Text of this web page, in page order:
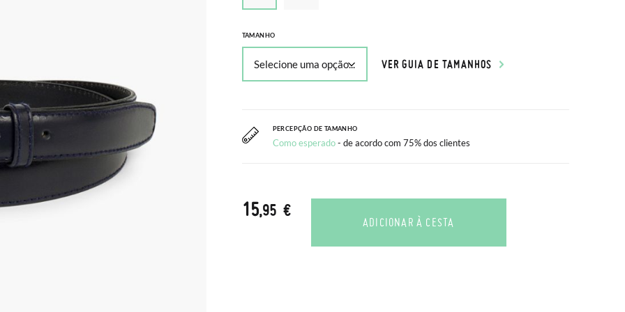
TAMANHO
VER GUIA DE TAMANHOS
PERCEPÇÃO DE TAMANHO
Como esperado - de acordo com 75% dos clientes
15,95 €
ADICIONAR À CESTA